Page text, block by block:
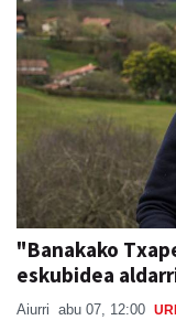
"Banakako
eskubidea
Aiurri abu 07, 12:00